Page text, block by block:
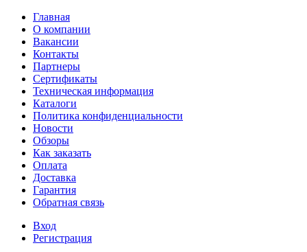
Главная
О компании
Вакансии
Контакты
Партнеры
Сертификаты
Техническая информация
Каталоги
Политика конфиденциальности
Новости
Обзоры
Как заказать
Оплата
Доставка
Гарантия
Обратная связь
Вход
Регистрация